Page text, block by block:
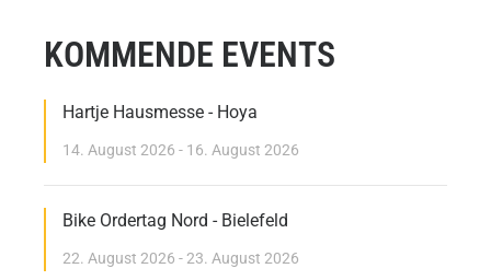
KOMMENDE EVENTS
Hartje Hausmesse - Hoya
14. August 2026 - 16. August 2026
Bike Ordertag Nord - Bielefeld
22. August 2026 - 23. August 2026